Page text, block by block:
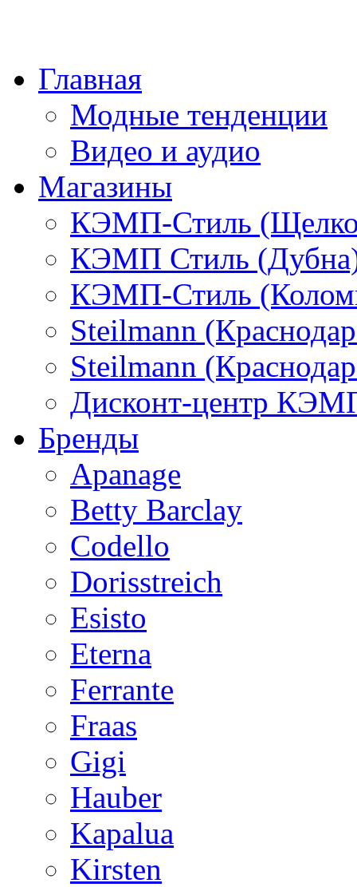
Главная
Модные тенденции
Видео и аудио
Магазины
КЭМП-Стиль
КЭМП Стиль
КЭМП-Стиль
Steilmann
Steilmann
Дисконт-центр
Бренды
Apanage
Betty Barclay
Codello
Dorisstreich
Esisto
Eterna
Ferrante
Fraas
Gigi
Hauber
Kapalua
Kirsten